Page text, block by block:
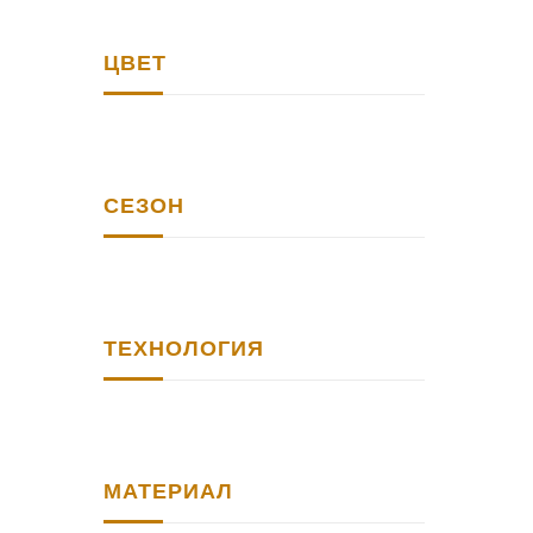
ЦВЕТ
СЕЗОН
ТЕХНОЛОГИЯ
МАТЕРИАЛ